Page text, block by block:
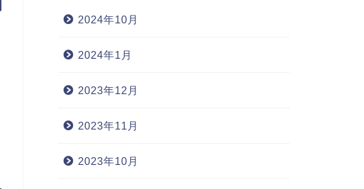
2024年10月
2024年1月
2023年12月
2023年11月
2023年10月